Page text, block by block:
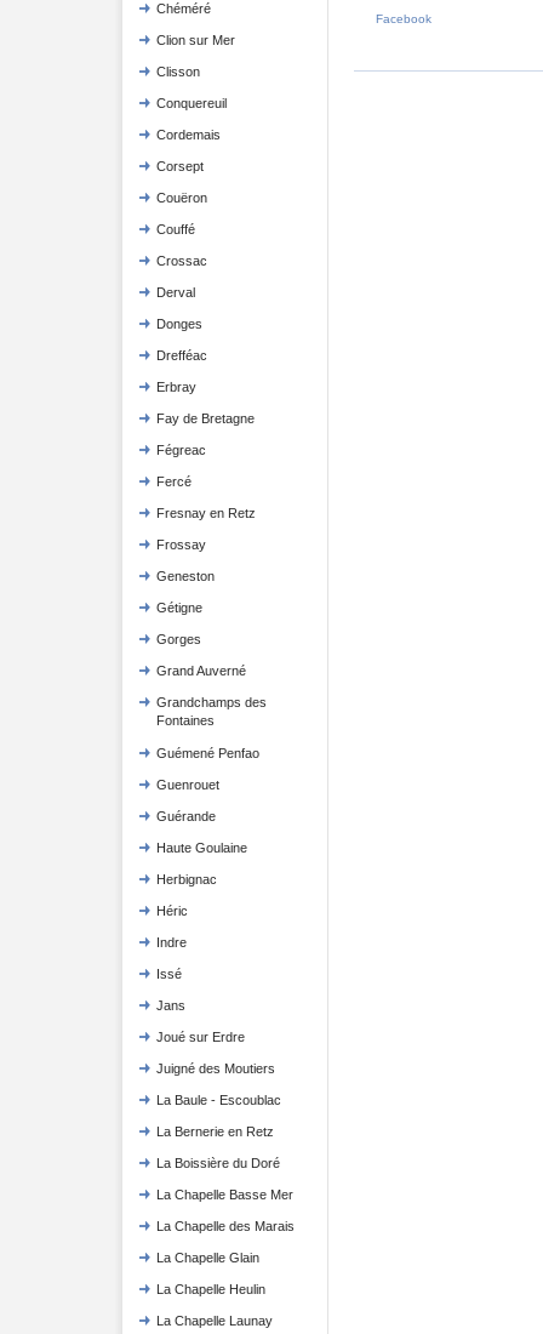
Chéméré
Clion sur Mer
Clisson
Conquereuil
Cordemais
Corsept
Couëron
Couffé
Crossac
Derval
Donges
Drefféac
Erbray
Fay de Bretagne
Fégreac
Fercé
Fresnay en Retz
Frossay
Geneston
Gétigne
Gorges
Grand Auverné
Grandchamps des
Fontaines
Guémené Penfao
Guenrouet
Guérande
Haute Goulaine
Herbignac
Héric
Indre
Issé
Jans
Joué sur Erdre
Juigné des Moutiers
La Baule - Escoublac
La Bernerie en Retz
La Boissière du Doré
La Chapelle Basse Mer
La Chapelle des Marais
La Chapelle Glain
La Chapelle Heulin
La Chapelle Launay
Facebook